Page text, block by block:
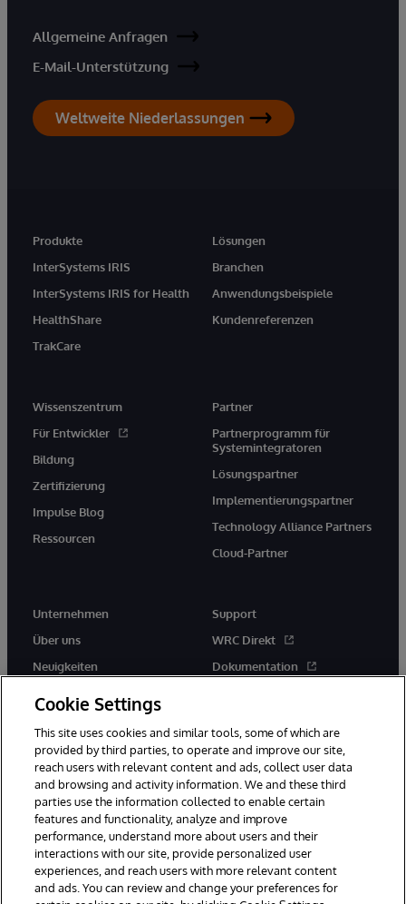
Allgemeine Anfragen
E-Mail-Unterstützung
Weltweite Niederlassungen
Produkte
InterSystems IRIS
InterSystems IRIS for Health
HealthShare
TrakCare
Lösungen
Branchen
Anwendungsbeispiele
Kundenreferenzen
Wissenszentrum
Für Entwickler
Bildung
Zertifizierung
Impulse Blog
Ressourcen
Partner
Partnerprogramm für
Systemintegratoren
Lösungspartner
Implementierungspartner
Technology Alliance Partners
Cloud-Partner
Unternehmen
Über uns
Neuigkeiten
Support
WRC Direkt
Dokumentation
© 1996-2026 InterSystems Corporation, Boston, MA. Alle Rechte
vorbehalten.
Mitteilungen/Geschäftsbedingungen
Erklärung zum Datenschutz
Cookie Settings
This site uses cookies and similar tools, some of which are
provided by third parties, to operate and improve our site,
reach users with relevant content and ads, collect user data
and browsing and activity information. We and these third
parties use the information collected to enable certain
features and functionality, analyze and improve
performance, understand more about users and their
interactions with our site, provide personalized user
experiences, and reach users with more relevant content
and ads. You can review and change your preferences for